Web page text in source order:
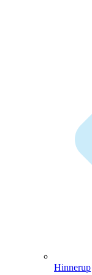
Hinnerup